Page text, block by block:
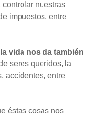
controlar nuestras
impuestos, entre
la vida nos da también
seres queridos, la
accidentes, entre
éstas cosas nos